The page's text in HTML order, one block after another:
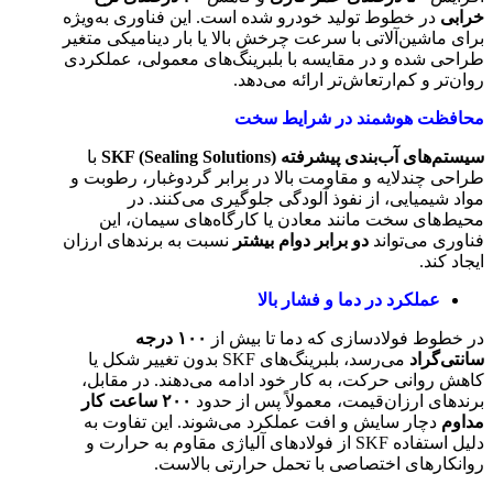
خرابی در خطوط تولید خودرو شده است. این فناوری به‌ویژه
برای ماشین‌آلاتی با سرعت چرخش بالا یا بار دینامیکی متغیر
طراحی شده و در مقایسه با بلبرینگ‌های معمولی، عملکردی
روان‌تر و کم‌ارتعاش‌تر ارائه می‌دهد.
محافظت هوشمند در شرایط سخت
سیستم‌های آب‌بندی پیشرفته
با
طراحی چندلایه و مقاومت بالا در برابر گردوغبار، رطوبت و
مواد شیمیایی، از نفوذ آلودگی جلوگیری می‌کنند. در
محیط‌های سخت مانند معادن یا کارگاه‌های سیمان، این
فناوری می‌تواند دو برابر دوام بیشتر نسبت به برندهای ارزان
ایجاد کند.
عملکرد در دما و فشار بالا
در خطوط فولادسازی که دما تا بیش از ۱۰۰ درجه
سانتی‌گراد
می‌رسد، بلبرینگ‌های SKF بدون تغییر شکل یا
کاهش روانی حرکت، به کار خود ادامه می‌دهند. در مقابل،
برندهای ارزان‌قیمت، معمولاً پس از حدود ۲۰۰ ساعت کار
مداوم دچار سایش و افت عملکرد می‌شوند. این تفاوت به
دلیل استفاده SKF از فولادهای آلیاژی مقاوم به حرارت و
روانکارهای اختصاصی با تحمل حرارتی بالاست.